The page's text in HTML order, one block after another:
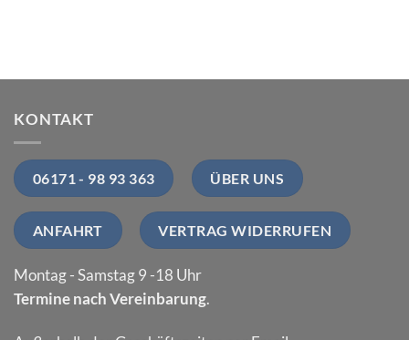
KONTAKT
06171 - 98 93 363 ÜBER UNS
ANFAHRT VERTRAG WIDERRUFEN
Montag - Samstag 9 -18 Uhr
Termine nach Vereinbarung.